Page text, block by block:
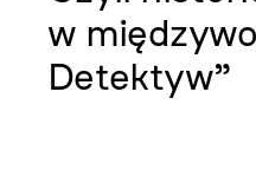
w
Detektyw”